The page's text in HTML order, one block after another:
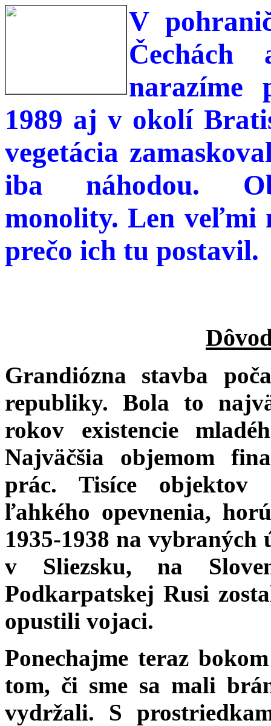
V
narazíme
1989 aj v okolí
vegetácia
iba náhodou.
monolity. Len veľmi
prečo ich tu postavil.
Grandiózna stavba
republiky. Bola to
rokov existencie
Najväčšia objemom
prác. Tisíce objektov
ľahkého opevnenia,
1935-1938 na vybraných
v Sliezsku, na
Podkarpatskej Rusi
opustili vojaci.
Ponechajme teraz
tom, či sme sa mali
vydržali. S